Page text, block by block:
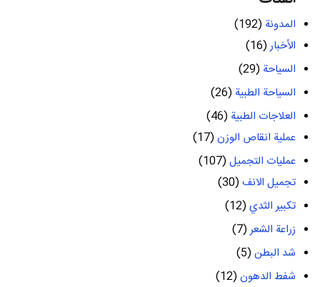
المدونة (192)
الأخبار(16)
السياحة (29)
السياحة الطبية (26)
العلاجات الطبية (46)
عملية انقاص الوزن(17)
عمليات التجميل(107)
تجميل الانف(30)
تكبير الثدي(12)
زراعة الشعر(7)
شد البطن(5)
شفط الدهون(12)